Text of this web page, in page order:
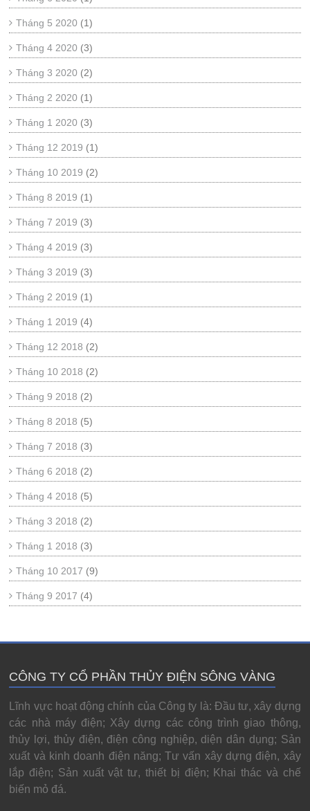
Tháng 5 2020 (1)
Tháng 4 2020 (3)
Tháng 3 2020 (2)
Tháng 2 2020 (1)
Tháng 1 2020 (3)
Tháng 12 2019 (1)
Tháng 10 2019 (2)
Tháng 8 2019 (1)
Tháng 7 2019 (3)
Tháng 4 2019 (3)
Tháng 3 2019 (3)
Tháng 2 2019 (1)
Tháng 1 2019 (4)
Tháng 12 2018 (2)
Tháng 10 2018 (2)
Tháng 9 2018 (2)
Tháng 8 2018 (5)
Tháng 7 2018 (3)
Tháng 6 2018 (2)
Tháng 4 2018 (5)
Tháng 3 2018 (2)
Tháng 1 2018 (3)
Tháng 10 2017 (9)
Tháng 9 2017 (4)
CÔNG TY CỔ PHẦN THỦY ĐIỆN SÔNG VÀNG
Lĩnh vực hoạt động chính của Công ty là: Đầu tư, xây dựng
các nhà máy điện; Xây dựng các công trình giao thông,
thủy lợi, thủy điện, điện công nghiệp, diện dân dụng; Sản
xuất và kinh doanh điện năng; Tư vấn xây dựng điện, xây
lắp điện; Sản xuất vật tư, thiết bị điện; Khai thác và chế
biến mỏ đá.